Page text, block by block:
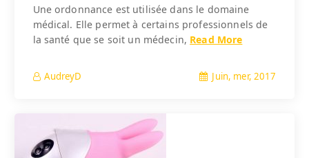
Une ordonnance est utilisée dans le domaine
médical. Elle permet à certains professionnels de
la santé que se soit un médecin, Read More
AudreyD Juin, mer, 2017